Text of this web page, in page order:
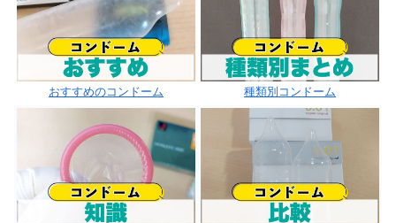
おすすめのコンドーム 種類別コンドーム